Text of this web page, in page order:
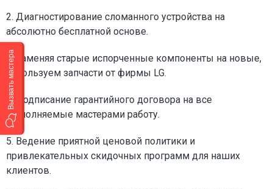
2. Диагностирование сломанного устройства на
абсолютно бесплатной основе.
3. Заменяя старые испорченные компоненты на новые,
используем запчасти от фирмы LG.
4. Подписание гарантийного договора на все
выполняемые мастерами работу.
5. Ведение приятной ценовой политики и
привлекательных скидочных программ для наших
клиентов.
Вызвать мастера